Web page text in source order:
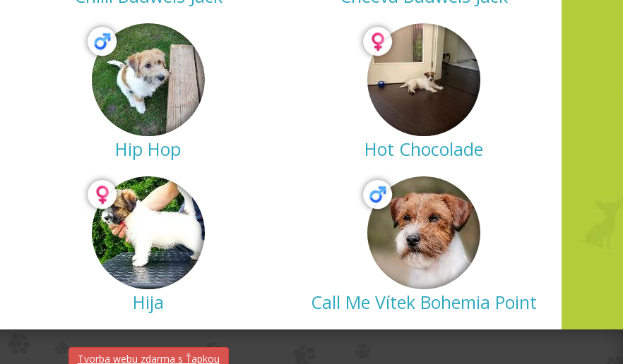
Hip Hop Hot Chocolade
Hija Call Me Vítek Bohemia Point
Tvorba webu zdarma s Ťapkou